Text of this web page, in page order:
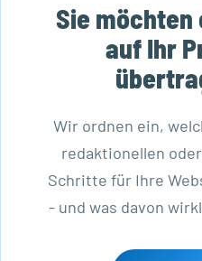
Sie möchten
auf Ihr
Wir ordnen ein,
redaktionellen
Schritte für Ihre
- und was davon